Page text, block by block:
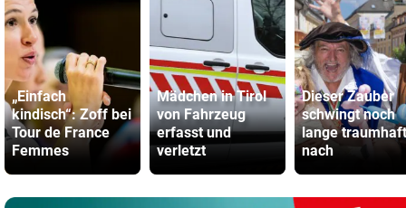
„Einfach
kindisch“: Zoff bei
Tour de France
Femmes
Mädchen in Tirol
von Fahrzeug
erfasst und
verletzt
Dieser Zauber
schwingt noch
lange traumhaft
nach